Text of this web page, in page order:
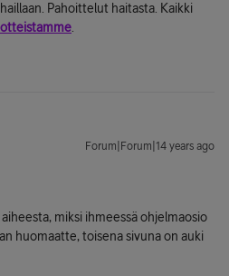
Pahoittelut haitasta. Kaikki
Forum|Forum|14 years ago
miksi ihmeessä ohjelmaosio
huomaatte, toisena sivuna on auki